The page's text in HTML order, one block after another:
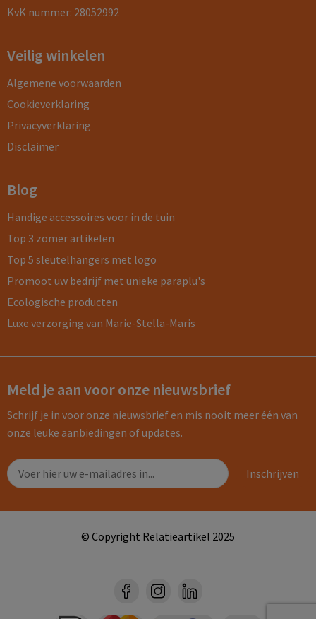
KvK nummer: 28052992
Veilig winkelen
Algemene voorwaarden
Cookieverklaring
Privacyverklaring
Disclaimer
Blog
Handige accessoires voor in de tuin
Top 3 zomer artikelen
Top 5 sleutelhangers met logo
Promoot uw bedrijf met unieke paraplu's
Ecologische producten
Luxe verzorging van Marie-Stella-Maris
Meld je aan voor onze nieuwsbrief
Schrijf je in voor onze nieuwsbrief en mis nooit meer één van
onze leuke aanbiedingen of updates.
© Copyright Relatieartikel 2025